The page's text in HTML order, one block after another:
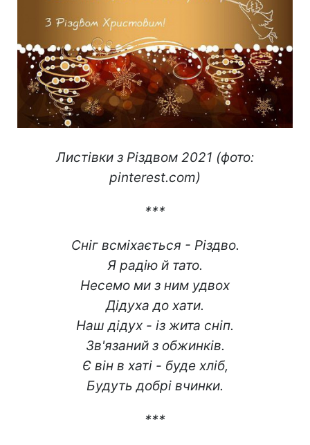
Листівки з Різдвом 2021 (фото:
pinterest.com)
***
Сніг всміхається - Різдво.
Я радію й тато.
Несемо ми з ним удвох
Дідуха до хати.
Наш дідух - із жита сніп.
Зв'язаний з обжинків.
Є він в хаті - буде хліб,
Будуть добрі вчинки.
***